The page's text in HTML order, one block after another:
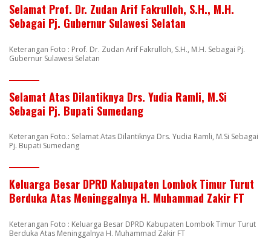
Selamat Prof. Dr. Zudan Arif Fakrulloh, S.H., M.H.
Sebagai Pj. Gubernur Sulawesi Selatan
Keterangan Foto : Prof. Dr. Zudan Arif Fakrulloh, S.H., M.H. Sebagai Pj.
Gubernur Sulawesi Selatan
Selamat Atas Dilantiknya Drs. Yudia Ramli, M.Si
Sebagai Pj. Bupati Sumedang
Keterangan Foto.: Selamat Atas Dilantiknya Drs. Yudia Ramli, M.Si Sebagai
Pj. Bupati Sumedang
Keluarga Besar DPRD Kabupaten Lombok Timur Turut
Berduka Atas Meninggalnya H. Muhammad Zakir FT
Keterangan Foto : Keluarga Besar DPRD Kabupaten Lombok Timur Turut
Berduka Atas Meninggalnya H. Muhammad Zakir FT